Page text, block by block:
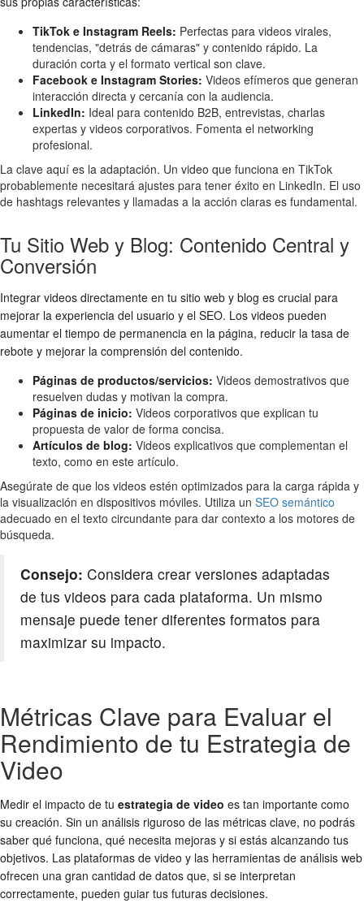
TikTok e Instagram Reels: Perfectas para videos virales,
tendencias, "detrás de cámaras" y contenido rápido. La
duración corta y el formato vertical son clave.
Facebook e Instagram Stories: Videos efímeros que generan
interacción directa y cercanía con la audiencia.
LinkedIn: Ideal para contenido B2B, entrevistas, charlas
expertas y videos corporativos. Fomenta el networking
profesional.
La clave aquí es la adaptación. Un video que funciona en TikTok
probablemente necesitará ajustes para tener éxito en LinkedIn. El uso
de hashtags relevantes y llamadas a la acción claras es fundamental.
Tu Sitio Web y Blog: Contenido Central y
Conversión
Integrar videos directamente en tu sitio web y blog es crucial para
mejorar la experiencia del usuario y el SEO. Los videos pueden
aumentar el tiempo de permanencia en la página, reducir la tasa de
rebote y mejorar la comprensión del contenido.
Páginas de productos/servicios: Videos demostrativos que
resuelven dudas y motivan la compra.
Páginas de inicio: Videos corporativos que explican tu
propuesta de valor de forma concisa.
Artículos de blog: Videos explicativos que complementan el
texto, como en este artículo.
Asegúrate de que los videos estén optimizados para la carga rápida y
la visualización en dispositivos móviles. Utiliza un SEO semántico
adecuado en el texto circundante para dar contexto a los motores de
búsqueda.
Consejo: Considera crear versiones adaptadas
de tus videos para cada plataforma. Un mismo
mensaje puede tener diferentes formatos para
maximizar su impacto.
Métricas Clave para Evaluar el
Rendimiento de tu Estrategia de
Video
Medir el impacto de tu estrategia de video es tan importante como
su creación. Sin un análisis riguroso de las métricas clave, no podrás
saber qué funciona, qué necesita mejoras y si estás alcanzando tus
objetivos. Las plataformas de video y las herramientas de análisis web
ofrecen una gran cantidad de datos que, si se interpretan
correctamente, pueden guiar tus futuras decisiones.